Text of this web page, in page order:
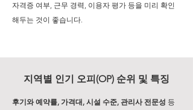
자격증 여부, 근무 경력, 이용자 평가 등을 미리 확인
해두는 것이 좋습니다.
지역별 인기 오피(OP) 순위 및 특징
후기와 예약률, 가격대, 시설 수준, 관리사 전문성 등